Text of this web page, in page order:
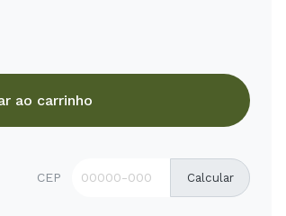
ao carrinho
CEP Calcular